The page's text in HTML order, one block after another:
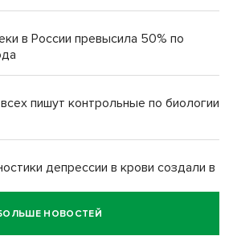
в России превысила 50% по
пишут контрольные по биологии
депрессии в крови создали в
НОВОСТЕЙ